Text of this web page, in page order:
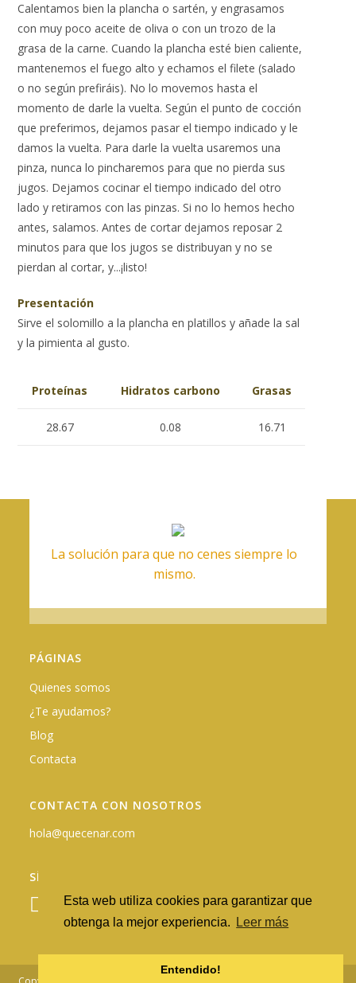
Esta web utiliza cookies para garantizar que
obtenga la mejor experiencia.
Leer más
Entendido!
Calentamos bien la plancha o sartén, y engrasamos
con muy poco aceite de oliva o con un trozo de la
grasa de la carne. Cuando la plancha esté bien caliente,
mantenemos el fuego alto y echamos el filete (salado
o no según prefiráis). No lo movemos hasta el
momento de darle la vuelta. Según el punto de cocción
que preferimos, dejamos pasar el tiempo indicado y le
damos la vuelta. Para darle la vuelta usaremos una
pinza, nunca lo pincharemos para que no pierda sus
jugos. Dejamos cocinar el tiempo indicado del otro
lado y retiramos con las pinzas. Si no lo hemos hecho
antes, salamos. Antes de cortar dejamos reposar 2
minutos para que los jugos se distribuyan y no se
pierdan al cortar, y...¡listo!
Presentación
Sirve el solomillo a la plancha en platillos y añade la sal
y la pimienta al gusto.
Proteínas Hidratos carbono Grasas
28.67 0.08 16.71
La solución para que no cenes siempre lo
mismo.
PÁGINAS
Quienes somos
¿Te ayudamos?
Blog
Contacta
CONTACTA CON NOSOTROS
hola@quecenar.com
SÍGUENOS EN REDES